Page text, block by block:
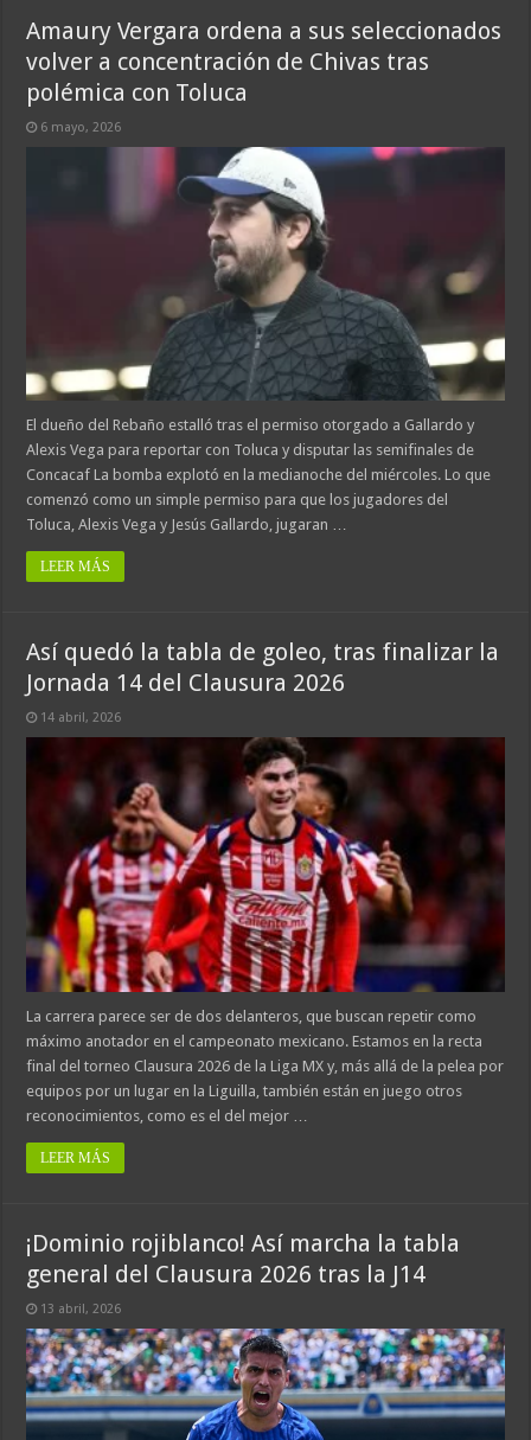
Amaury Vergara ordena a sus seleccionados
volver a concentración de Chivas tras
polémica con Toluca
6 mayo, 2026
El dueño del Rebaño estalló tras el permiso otorgado a Gallardo y
Alexis Vega para reportar con Toluca y disputar las semifinales de
Concacaf La bomba explotó en la medianoche del miércoles. Lo que
comenzó como un simple permiso para que los jugadores del
Toluca, Alexis Vega y Jesús Gallardo, jugaran …
LEER MÁS
Así quedó la tabla de goleo, tras finalizar la
Jornada 14 del Clausura 2026
14 abril, 2026
La carrera parece ser de dos delanteros, que buscan repetir como
máximo anotador en el campeonato mexicano. Estamos en la recta
final del torneo Clausura 2026 de la Liga MX y, más allá de la pelea por
equipos por un lugar en la Liguilla, también están en juego otros
reconocimientos, como es el del mejor …
LEER MÁS
¡Dominio rojiblanco! Así marcha la tabla
general del Clausura 2026 tras la J14
13 abril, 2026